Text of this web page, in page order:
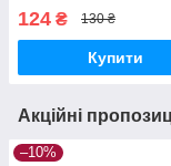
(Бровченко А.,
Н.),
124 ₴ 130 ₴
Купити
Акційні
–10%